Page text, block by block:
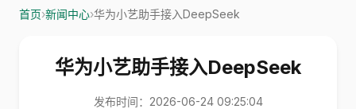
首页›新闻中心›华为小艺助手接入DeepSeek
华为小艺助手接入DeepSeek
发布时间：2026-06-24 09:25:04